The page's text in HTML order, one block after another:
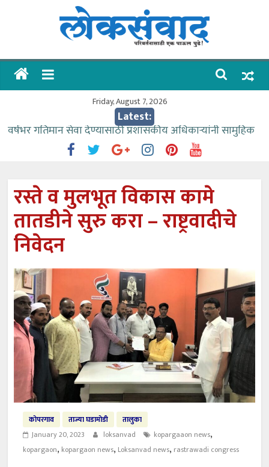
लोकसंवाद
ताज्या
Friday, August 7, 2026
Latest:
वर्षभर गतिमान सेवा देण्यासाठी प्रशासकीय अधिकाऱ्यांनी सामुहिक
प्रयत्न करावे – आमदार काळे
आत्मामालिक गुरूकूलाचे २२८ विद्यार्थी शिष्यवृत्तीस पात्र
ईच्छा आणि मेहनतीच्या बळावर यश मिळवता येते – शिवप्रसाद
पंडोरे
आमदार आशुतोष काळे यांचा वाढदिवस विविध सामाजिक
उपक्रमांनी साजरा
रस्ते व मुलभूत विकास कामे
तातडीने सुरु करा – राष्ट्रवादीचे
निवेदन
कोपरगाव ताज्या घडामोडी
तालुका
January 20, 2023
loksanvad kopargaaon news,
kopargaon, kopargaon news, Loksanvad news, rastrawadi congress